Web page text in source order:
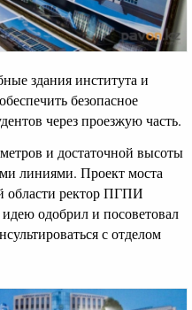
здания института и
безопасное
через проезжую часть.
и достаточной высоты
линиями. Проект моста
области ректор ПГПИ
одобрил и посоветовал
с отделом